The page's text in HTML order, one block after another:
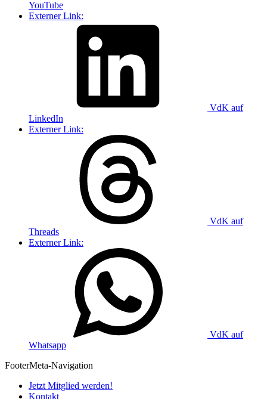
YouTube
Externer Link:
VdK auf
LinkedIn
Externer Link:
VdK auf
Threads
Externer Link:
VdK auf
Whatsapp
FooterMeta-Navigation
Jetzt Mitglied werden!
Kontakt